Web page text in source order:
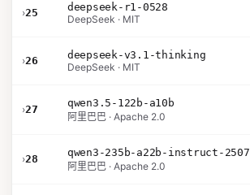
›25
deepseek-r1-0528
DeepSeek · MIT
›26
deepseek-v3.1-thinking
DeepSeek · MIT
›27
qwen3.5-122b-a10b
阿里巴巴 · Apache 2.0
›28
qwen3-235b-a22b-instruct-2507
阿里巴巴 · Apache 2.0